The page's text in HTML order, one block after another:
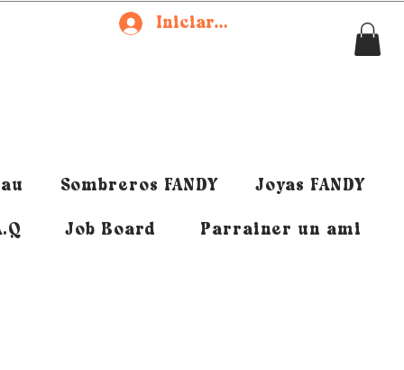
Iniciar sesión
Sombreros FANDY Joyas FANDY
Job Board Parrainer un ami